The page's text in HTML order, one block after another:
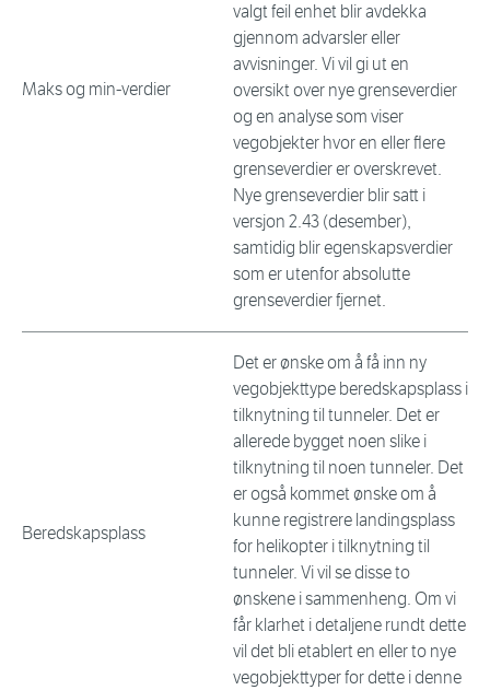
Maks og min-verdier
valgt feil enhet blir avdekka
gjennom advarsler eller
avvisninger. Vi vil gi ut en
oversikt over nye grenseverdier
og en analyse som viser
vegobjekter hvor en eller flere
grenseverdier er overskrevet.
Nye grenseverdier blir satt i
versjon 2.43 (desember),
samtidig blir egenskapsverdier
som er utenfor absolutte
grenseverdier fjernet.
Beredskapsplass
Det er ønske om å få inn ny
vegobjekttype beredskapsplass i
tilknytning til tunneler. Det er
allerede bygget noen slike i
tilknytning til noen tunneler. Det
er også kommet ønske om å
kunne registrere landingsplass
for helikopter i tilknytning til
tunneler. Vi vil se disse to
ønskene i sammenheng. Om vi
får klarhet i detaljene rundt dette
vil det bli etablert en eller to nye
vegobjekttyper for dette i denne